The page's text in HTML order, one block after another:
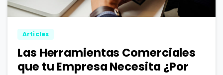
Articles
Las Herramientas Comerciales
que tu Empresa Necesita ¿Por